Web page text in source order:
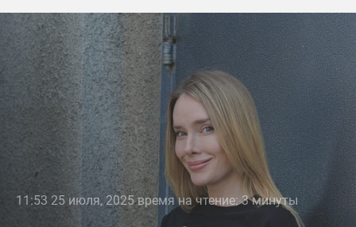
11:53 25 июля, 2025 время на чтение: 3 минуты